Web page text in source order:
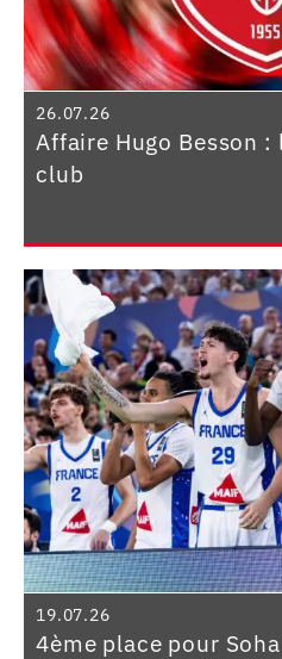
26.07.26
Affaire Hugo Besson
club
19.07.26
4ème place pour